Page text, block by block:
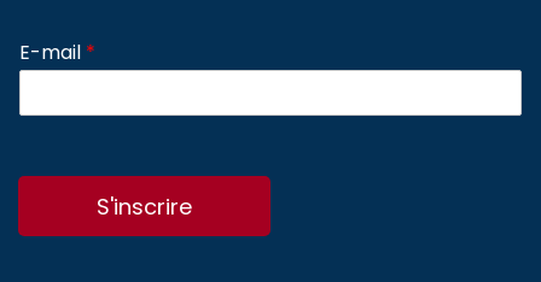
E-mail *
S'inscrire